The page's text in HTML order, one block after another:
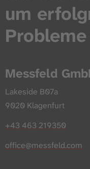
um
Messfeld
Lakeside B07a
9020 Klagenfurt
+43 463 219350
office@messfeld.com